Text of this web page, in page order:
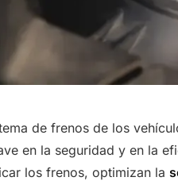
de frenos de los
en la seguridad y en la
los frenos, optimizan la